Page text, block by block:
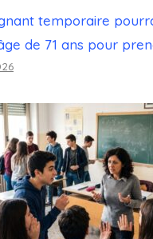
temporaire
de 71 ans pour